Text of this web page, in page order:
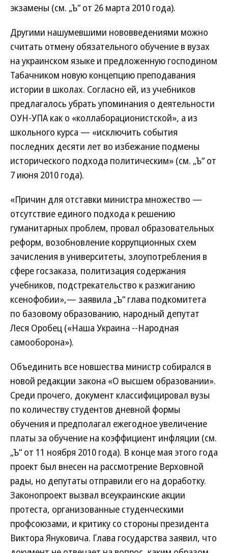
экзамены (см. „Ъ“ от 26 марта 2010 года).
Другими нашумевшими нововведениями можно
считать отмену обязательного обучение в вузах
на украинском языке и предложенную господином
Табачником новую концепцию преподавания
истории в школах. Согласно ей, из учебников
предлагалось убрать упоминания о деятельности
ОУН-УПА как о «коллаборационистской», а из
школьного курса — «исключить события
последних десяти лет во избежание подмены
исторического подхода политическим» (см. „Ъ“ от
7 июня 2010 года).
«Причин для отставки министра множество —
отсутствие единого подхода к решению
гуманитарных проблем, провал образовательных
реформ, возобновление коррупционных схем
зачисления в университеты, злоупотребления в
сфере госзаказа, политизация содержания
учебников, подстрекательство к разжиганию
ксенофобии»,— заявила „Ъ“ глава подкомитета
по базовому образованию, народный депутат
Леся Оробец («Наша Украина --Народная
самооборона»).
Объединить все новшества министр собирался в
новой редакции закона «О высшем образовании».
Среди прочего, документ классифицировал вузы
по количеству студентов дневной формы
обучения и предполагал ежегодное увеличение
платы за обучение на коэффициент инфляции (см.
„Ъ“ от 11 ноября 2010 года). В конце мая этого года
проект был внесен на рассмотрение Верховной
рады, но депутаты отправили его на доработку.
Законопроект вызвал всеукраинские акции
протеста, организованные студенческими
профсоюзами, и критику со стороны президента
Виктора Януковича. Глава государства заявил, что